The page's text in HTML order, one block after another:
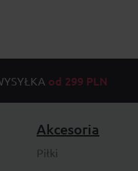
od 299 PLN
Akcesoria
Piłki